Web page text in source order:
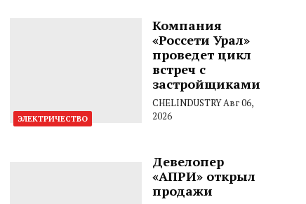
ЭЛЕКТРИЧЕСТВО
Компания
«Россети Урал»
проведет цикл
встреч с
застройщиками
CHELINDUSTRYАвг 06,
2026
Девелопер
«АПРИ» открыл
продажи